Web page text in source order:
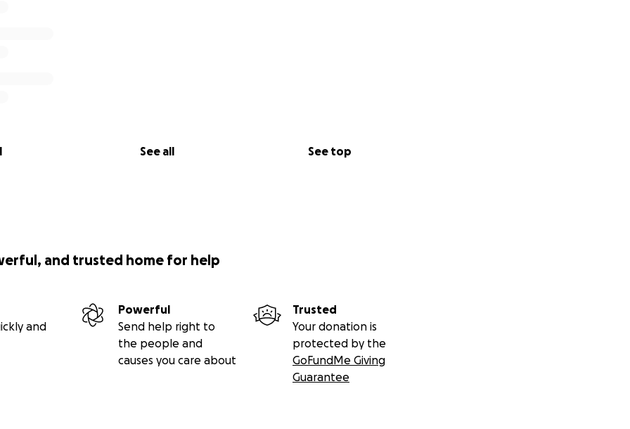
See all See top
and trusted home for help
and
Powerful
Send help right to
the people and
causes you care about
Trusted
Your donation is
protected by the
GoFundMe Giving
Guarantee